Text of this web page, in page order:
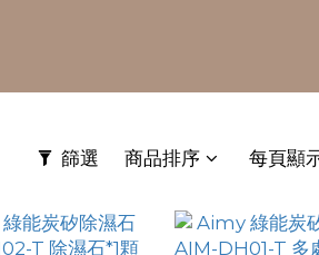
篩選 商品排序 每頁顯